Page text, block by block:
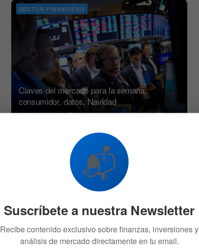
SECTOR FINANCIERO
Claves del mercado para la semana:
consumidor, datos, Navidad
21 DE DICIEMBRE DE 2025 720
Mariscal de los New England Patriots regaló
bitcoins a su equipo
📬
Suscríbete a nuestra Newsletter
Recibe contenido exclusivo sobre finanzas, inversiones y
análisis de mercado directamente en tu email.